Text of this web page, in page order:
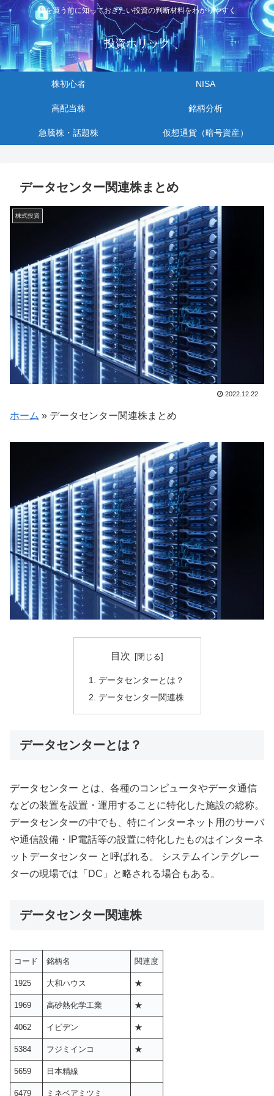
株を買う前に知っておきたい投資の判断材料をわかりやすく
投資ホリック
株初心者 NISA
高配当株 銘柄分析
急騰株・話題株 仮想通貨（暗号資産）
データセンター関連株まとめ
株式投資
2022.12.22
ホーム » データセンター関連株まとめ
目次
データセンターとは？
データセンター関連株
データセンターとは？
データセンター とは、各種のコンピュータやデータ通信
などの装置を設置・運用することに特化した施設の総称。
データセンターの中でも、特にインターネット用のサーバ
や通信設備・IP電話等の設置に特化したものはインターネ
ットデータセンター と呼ばれる。 システムインテグレー
ターの現場では「DC」と略される場合もある。
データセンター関連株
コード 銘柄名 関連度
1925 大和ハウス ★
1969 高砂熱化学工業 ★
4062 イビデン ★
5384 フジミインコ ★
5659 日本精線
6479 ミネベアミツミ